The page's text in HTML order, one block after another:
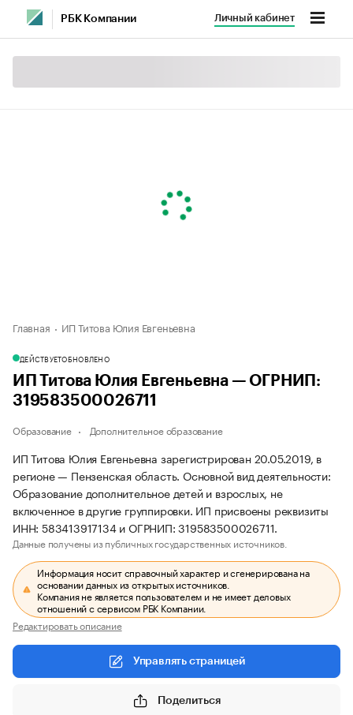
РБК Компании Личный кабинет
Главная ИП Титова Юлия Евгеньевна
ДЕЙСТВУЕТОБНОВЛЕНО
ИП Титова Юлия Евгеньевна — ОГРНИП:
319583500026711
Образование Дополнительное образование
ИП Титова Юлия Евгеньевна зарегистрирован 20.05.2019, в
регионе — Пензенская область. Основной вид деятельности:
Образование дополнительное детей и взрослых, не
включенное в другие группировки. ИП присвоены реквизиты
ИНН: 583413917134 и ОГРНИП: 319583500026711.
Данные получены из публичных государственных источников.
Информация носит справочный характер и сгенерирована на
основании данных из открытых источников.
Компания не является пользователем и не имеет деловых
отношений с сервисом РБК Компании.
Редактировать описание
Управлять страницей
Поделиться